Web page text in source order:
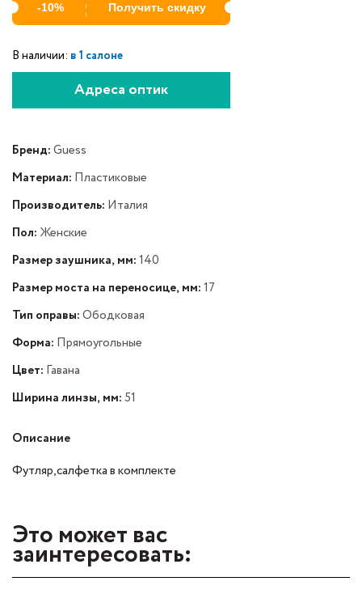
-10% Получить скидку
В наличии: в 1 салоне
Адреса оптик
Бренд:Guess
Материал: Пластиковые
Производитель: Италия
Пол: Женские
Размер заушника, мм:140
Размер моста на переносице, мм:17
Тип оправы:Ободковая
Форма: Прямоугольные
Цвет: Гавана
Ширина линзы, мм:51
Описание
Футляр,салфетка в комплекте
Это может вас
заинтересовать: